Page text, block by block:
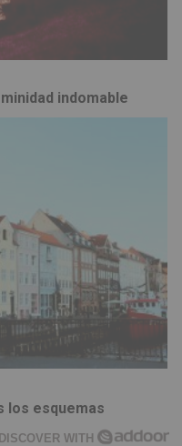
indomable
los esquemas
DISCOVER WITH